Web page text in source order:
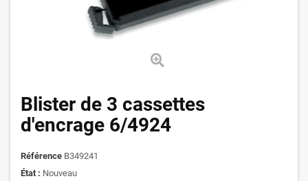
Blister de 3 cassettes
d'encrage 6/4924
Référence B349241
État : Nouveau